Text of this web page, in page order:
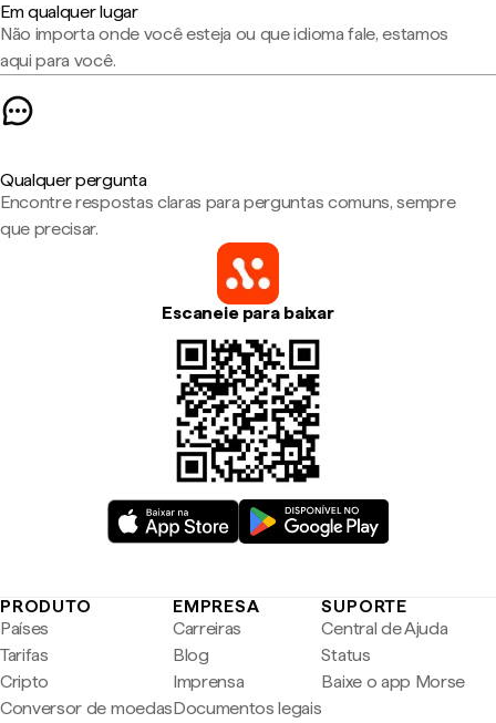
Em qualquer lugar
Não importa onde você esteja ou que idioma fale, estamos
aqui para você.
Qualquer pergunta
Encontre respostas claras para perguntas comuns, sempre
que precisar.
Escaneie para baixar
PRODUTO
Países
Tarifas
Cripto
Conversor de moedas
EMPRESA
Carreiras
Blog
Imprensa
Documentos legais
SUPORTE
Central de Ajuda
Status
Baixe o app Morse